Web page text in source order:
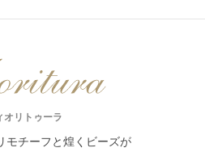
オリトゥーラ
モチーフと煌くビーズが